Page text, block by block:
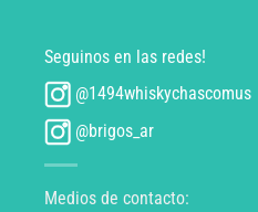
Seguinos en las redes!
@1494whiskychascomus
@brigos_ar
Medios de contacto: